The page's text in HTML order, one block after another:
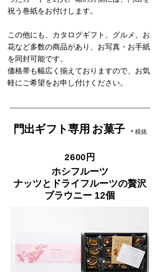
祝う巻紙をお付けします。
この他にも、カタログギフト、グルメ、お
花など多数の商品があり、お写真・お手紙
を同封可能です。
​​​​価格帯も幅広く揃えておりますので、お気
軽にご希望をお申し付けください。
門出ギフト専用 お菓子 ​＊税抜
2600円
ホシフルーツ
ナッツとドライフルーツの贅沢
ブラウニー 12個